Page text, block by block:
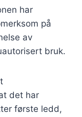
har
på
av
bruk.
det har
første ledd,